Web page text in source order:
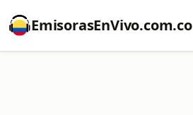
EmisorasEnVivo.com.co